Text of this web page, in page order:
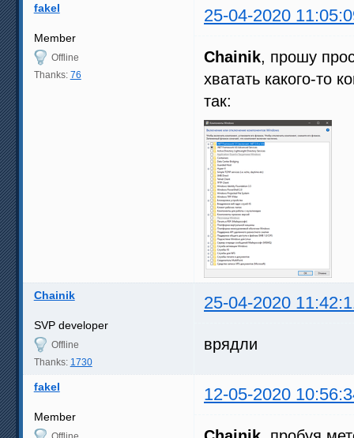
fakel 25-04-2020
Member
Offline
Thanks: 76
Chainik, прошу
хватать какого-то
так:
Chainik 25-04-2020
SVP developer
Offline
Thanks: 1730
врядли
fakel 12-05-2020
Member